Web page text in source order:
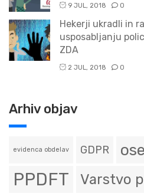
9 JUL, 2018 0
Hekerji ukradli in
usposabljanju
ZDA
2 JUL, 2018 0
Arhiv objav
evidenca obdelav GDPR
PPDFT Varstvo